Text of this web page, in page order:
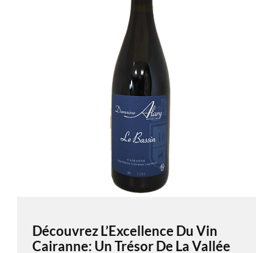
Découvrez L’Excellence Du Vin
Cairanne: Un Trésor De La Vallée